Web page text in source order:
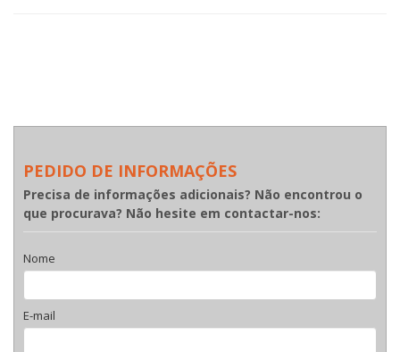
PEDIDO DE INFORMAÇÕES
Precisa de informações adicionais? Não encontrou o
que procurava? Não hesite em contactar-nos:
Nome
E-mail